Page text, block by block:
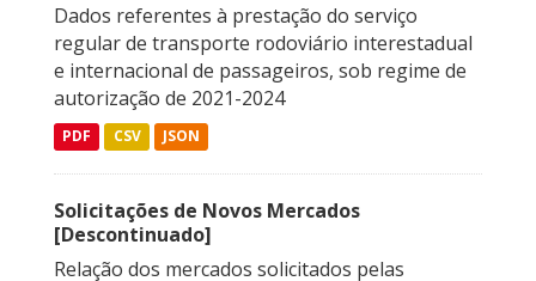
Dados referentes à prestação do serviço
regular de transporte rodoviário interestadual
e internacional de passageiros, sob regime de
autorização de 2021-2024
PDF CSV JSON
Solicitações de Novos Mercados
[Descontinuado]
Relação dos mercados solicitados pelas